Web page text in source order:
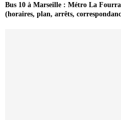
Bus 10 à Marseille : Métro La
(horaires, plan, arrêts,